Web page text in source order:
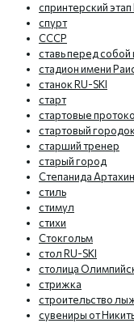
спринтерский
спурт
СССР
ставь перед собой
стадион имени
станок RU-SKI
старт
стартовые
стартовый городок
старший тренер
старый город
Степанида
стиль
стимул
стихи
Стокгольм
стол RU-SKI
столица
стрижка
строительство
сувениры от